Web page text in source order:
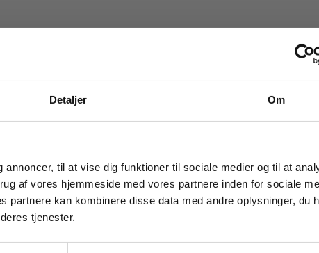
Detaljer Om
til at vise dig funktioner til sociale medier og til at
af vores hjemmeside med vores partnere inden for sociale
partnere kan kombinere disse data med andre oplysninger, du
tjenester.
og
Tilgå dine